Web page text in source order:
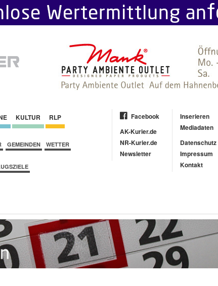
KULTUR RLP
GEMEINDEN WETTER
Facebook
AK-Kurier.de
NR-Kurier.de
Newsletter
Inserieren
Mediadaten
Datenschutz
Impressum
Kontakt